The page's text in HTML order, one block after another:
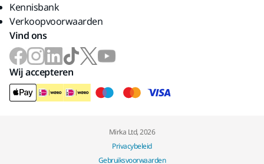
Kennisbank
Verkoopvoorwaarden
Vind ons
Wij accepteren
Mirka Ltd, 2026
Privacybeleid
Gebruiksvoorwaarden